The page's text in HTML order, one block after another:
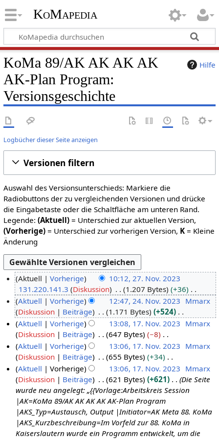
KoMapedia
Hilfe
KoMa 89/AK AK AK AK
AK-Plan Program:
Versionsgeschichte
Logbücher dieser Seite anzeigen
Versionen filtern
Auswahl des Versionsunterschieds: Markiere die
Radiobuttons der zu vergleichenden Versionen und drücke
die Eingabetaste oder die Schaltfläche am unteren Rand.
Legende: (Aktuell)= Unterschied zur aktuellen Version,
(Vorherige)= Unterschied zur vorherigen Version, K= Kleine
Änderung
7
N
v
m
Aktuell Vorherige
10:12, 27. Nov. 2023
131.220.141.3 Diskussion 1.207 Bytes
+36
K
e
i
n
e
B
e
a
r
b
e
t
4
N
v
Aktuell Vorherige 12:47, 24. Nov. 2023 Mmarx
Diskussion
Beiträge 1.171 Bytes
+524
K
e
i
n
e
B
e
a
r
b
e
7
N
Aktuell Vorherige 13:08, 17. Nov. 2023 Mmarx
Diskussion
Beiträge 647 Bytes
−8
K
e
i
n
e
B
e
a
r
Aktuell Vorherige 13:06, 17. Nov. 2023 Mmarx
Diskussion
Beiträge 655 Bytes
+34
K
e
i
n
e
B
e
Aktuell Vorherige 13:06, 17. Nov. 2023 Mmarx
Diskussion
Beiträge 621 Bytes +621
Die Seite
wurde neu angelegt: „{{Vorlage:Arbeitskreis Session
|AK=KoMa 89/AK AK AK AK AK-Plan Program
|AKS_Typ=Austausch, Output |Initiator=AK Meta 88. KoMa
|AKS_Kurzbeschreibung=Im Vorfeld zur 88. KoMa in
Kaiserslautern wurde ein Programm entwickelt, um die